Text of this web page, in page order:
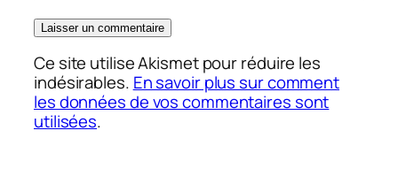
Ce site utilise Akismet pour réduire les
indésirables. En savoir plus sur comment
les données de vos commentaires sont
utilisées.